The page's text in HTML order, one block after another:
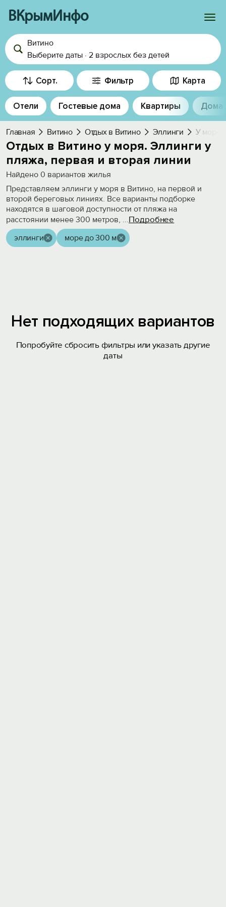
ВКрымИнфо
Войти
Избранное
История просмотра
Добавить свой объект
Витино
Выберите даты · 2 взрослых без детей
Сорт. Фильтр Карта
Отели Гостевые дома Квартиры Дома
Главная Витино Отдых в Витино Эллинги У моря,
Отдых в Витино у моря. Эллинги у
пляжа, первая и вторая линии
Найдено 0 вариантов жилья
Представляем эллинги у моря в Витино, на первой и
второй береговых линиях. Все варианты подборке
находятся в шаговой доступности от пляжа на
расстоянии менее 300 метров, ...Подробнее
эллинги море до 300 м
Нет подходящих вариантов
Попробуйте сбросить фильтры или указать другие
даты